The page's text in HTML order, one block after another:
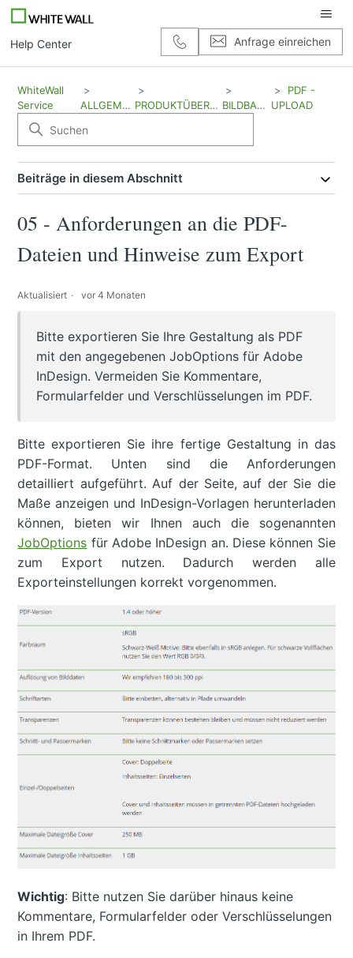
Help Center Anfrage einreichen
WhiteWall
Service
ALLGEMEIN PRODUKTÜBERSICHT BILDBAND
PDF -
UPLOAD
Beiträge in diesem Abschnitt
05 - Anforderungen an die PDF-
Dateien und Hinweise zum Export
Aktualisiert vor 4 Monaten
Bitte exportieren Sie Ihre Gestaltung als PDF
mit den angegebenen JobOptions für Adobe
InDesign. Vermeiden Sie Kommentare,
Formularfelder und Verschlüsselungen im PDF.
Bitte exportieren Sie ihre fertige Gestaltung in das
PDF-Format. Unten sind die Anforderungen
detailliert aufgeführt. Auf der Seite, auf der Sie die
Maße anzeigen und InDesign-Vorlagen herunterladen
können, bieten wir Ihnen auch die sogenannten
JobOptions für Adobe InDesign an. Diese können Sie
zum Export nutzen. Dadurch werden alle
Exporteinstellungen korrekt vorgenommen.
Wichtig: Bitte nutzen Sie darüber hinaus keine
Kommentare, Formularfelder oder Verschlüsselungen
in Ihrem PDF.